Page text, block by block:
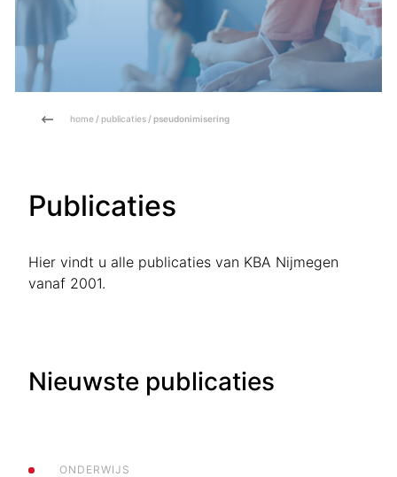
home / publicaties / pseudonimisering
Publicaties
Hier vindt u alle publicaties van KBA Nijmegen
vanaf 2001.
Nieuwste publicaties
ONDERWIJS